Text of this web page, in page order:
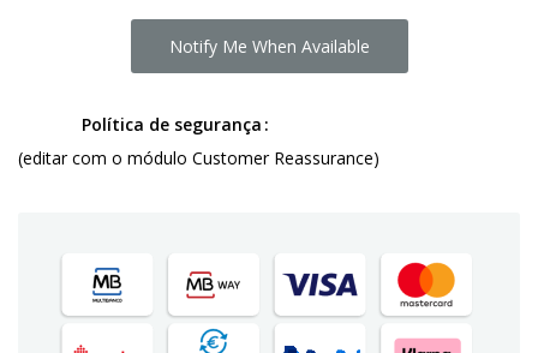
Notify Me When Available
Política de segurança
(editar com o módulo Customer Reassurance)